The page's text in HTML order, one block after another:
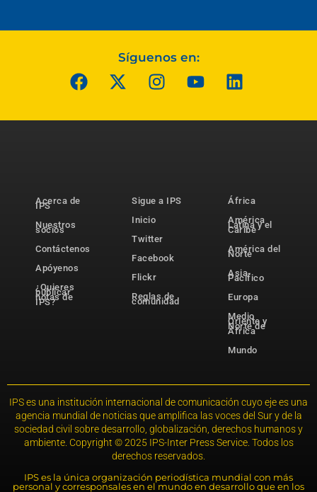
Síguenos en:
Acerca de
IPS
Nuestros
socios
Contáctenos
Apóyenos
¿Quieres
publicar
notas de
IPS?
Sigue a IPS
Inicio
Twitter
Facebook
Flickr
Reglas de
comunidad
África
América
Latina y el
Caribe
América del
Norte
Asia-
Pacífico
Europa
Medio
Oriente y
Norte de
África
Mundo
IPS es una institución internacional de comunicación cuyo eje es una
agencia mundial de noticias que amplifica las voces del Sur y de la
sociedad civil sobre desarrollo, globalización, derechos humanos y
ambiente. Copyright © 2025 IPS-Inter Press Service. Todos los
derechos reservados.
IPS es la única organización periodística mundial con más
personal y corresponsales en el mundo en desarrollo que en los